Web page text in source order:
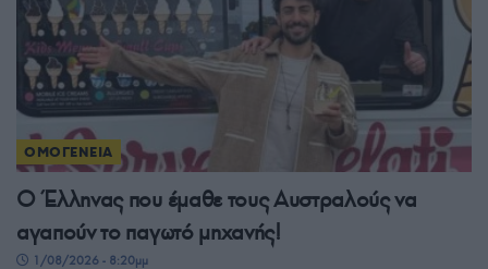
ΟΜΟΓΕΝΕΙΑ
Ο Έλληνας που έμαθε τους Αυστραλούς να
αγαπούν το παγωτό μηχανής!
1/08/2026 - 8:20μμ